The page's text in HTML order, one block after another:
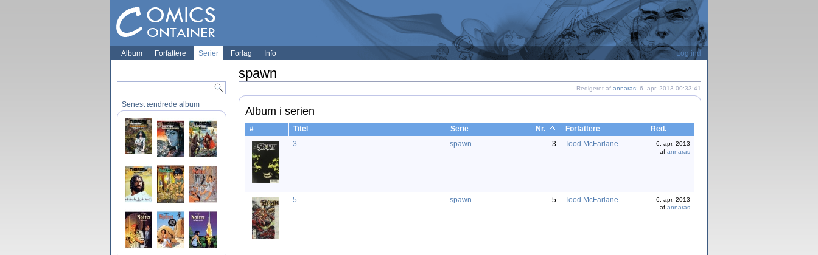
Album Forfattere Serier Forlag Info Log ind
Senest ændrede album
spawn
Redigeret af annaras: 6. apr. 2013 00:33:41
Album i serien
# Titel Serie Nr. Forfattere
Red.
3
spawn 3 Tood McFarlane
6. apr. 2013
af annaras
5 spawn 5 Tood McFarlane
6. apr. 2013
af annaras